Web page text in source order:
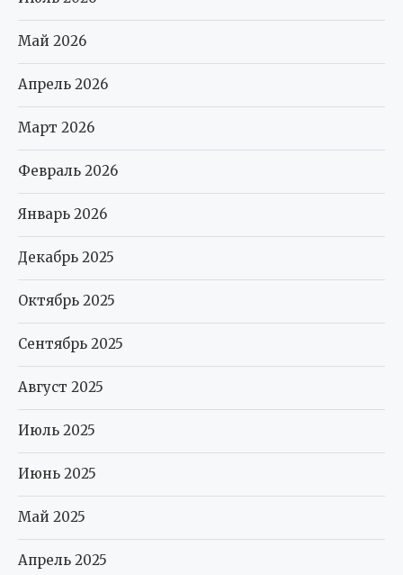
Май 2026
Апрель 2026
Март 2026
Февраль 2026
Январь 2026
Декабрь 2025
Октябрь 2025
Сентябрь 2025
Август 2025
Июль 2025
Июнь 2025
Май 2025
Апрель 2025